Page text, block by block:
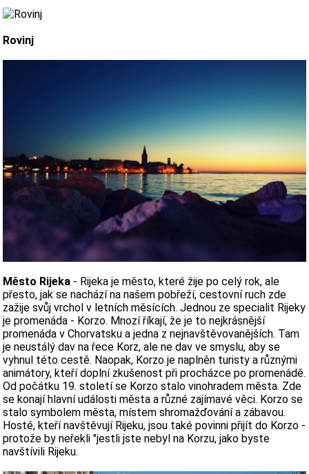
Rovinj
Město Rijeka - Rijeka je město, které žije po celý rok, ale
přesto, jak se nachází na našem pobřeží, cestovní ruch zde
zažije svůj vrchol v letních měsících. Jednou ze specialit Rijeky
je promenáda - Korzo. Mnozí říkají, že je to nejkrásnější
promenáda v Chorvatsku a jedna z nejnavštěvovanějších. Tam
je neustálý dav na řece Korz, ale ne dav ve smyslu, aby se
vyhnul této cestě. Naopak, Korzo je naplněn turisty a různými
animátory, kteří doplní zkušenost při procházce po promenádě.
Od počátku 19. století se Korzo stalo vinohradem města. Zde
se konají hlavní události města a různé zajímavé věci. Korzo se
stalo symbolem města, místem shromažďování a zábavou.
Hosté, kteří navštěvují Rijeku, jsou také povinni přijít do Korzo -
protože by neřekli "jestli jste nebyl na Korzu, jako byste
navštívili Rijeku.